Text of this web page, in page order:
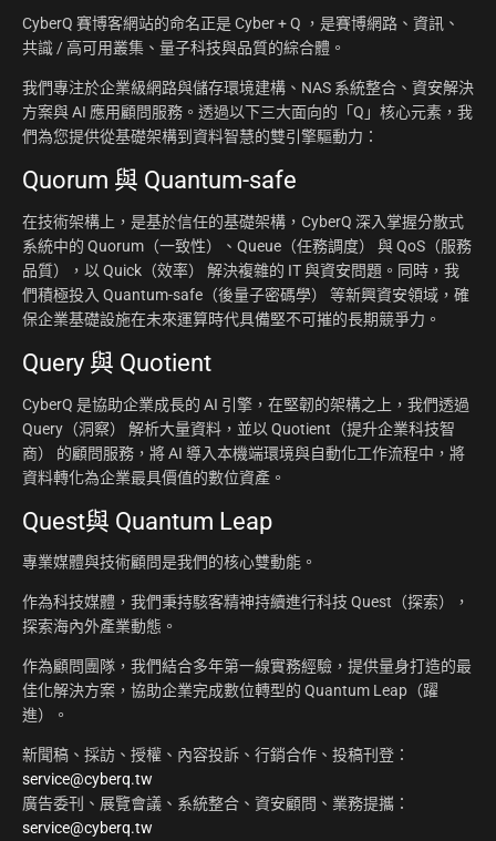
CyberQ 賽博客網站的命名正是 Cyber + Q ，是賽博網路、資訊、
共識 / 高可用叢集、量子科技與品質的綜合體。
我們專注於企業級網路與儲存環境建構、NAS 系統整合、資安解決
方案與 AI 應用顧問服務。透過以下三大面向的「Q」核心元素，我
們為您提供從基礎架構到資料智慧的雙引擎驅動力：
Quorum 與 Quantum-safe
在技術架構上，是基於信任的基礎架構，CyberQ 深入掌握分散式
系統中的 Quorum（一致性）、Queue（任務調度） 與 QoS（服務
品質），以 Quick（效率） 解決複雜的 IT 與資安問題。同時，我
們積極投入 Quantum-safe（後量子密碼學） 等新興資安領域，確
保企業基礎設施在未來運算時代具備堅不可摧的長期競爭力。
Query 與 Quotient
CyberQ 是協助企業成長的 AI 引擎，在堅韌的架構之上，我們透過
Query（洞察） 解析大量資料，並以 Quotient（提升企業科技智
商） 的顧問服務，將 AI 導入本機端環境與自動化工作流程中，將
資料轉化為企業最具價值的數位資產。
Quest與 Quantum Leap
專業媒體與技術顧問是我們的核心雙動能。
作為科技媒體，我們秉持駭客精神持續進行科技 Quest（探索），
探索海內外產業動態。
作為顧問團隊，我們結合多年第一線實務經驗，提供量身打造的最
佳化解決方案，協助企業完成數位轉型的 Quantum Leap（躍
進）。
新聞稿、採訪、授權、內容投訴、行銷合作、投稿刊登：
service@cyberq.tw
廣告委刊、展覽會議、系統整合、資安顧問、業務提攜：
service@cyberq.tw